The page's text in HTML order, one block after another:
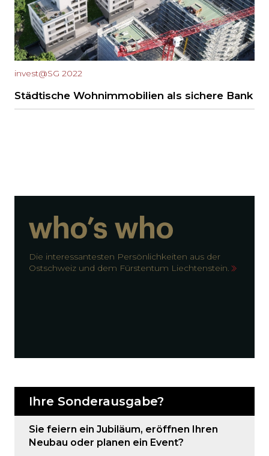
invest@SG 2022
Städtische Wohnimmobilien als sichere Bank
Die interessantesten Persönlichkeiten aus der
Ostschweiz und dem Fürstentum Liechtenstein.
Ihre Sonderausgabe?
Sie feiern ein Jubiläum, eröffnen Ihren
Neubau oder planen ein Event?